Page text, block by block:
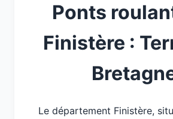
Ponts
Finistère :
Le département Finistère,